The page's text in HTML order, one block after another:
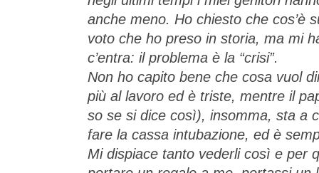
anche meno. Ho chiesto che cos’è
voto che ho preso in storia, ma mi
c’entra: il problema è la “crisi”.
Non ho capito bene che cosa vuol
più al lavoro ed è triste, mentre il
so se si dice così), insomma, sta a
fare la cassa intubazione, ed è
Mi dispiace tanto vederli così e per